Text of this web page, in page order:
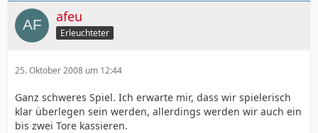
afeu
Erleuchteter
25. Oktober 2008 um 12:44
Ganz schweres Spiel. Ich erwarte mir, dass wir spielerisch
klar überlegen sein werden, allerdings werden wir auch ein
bis zwei Tore kassieren.